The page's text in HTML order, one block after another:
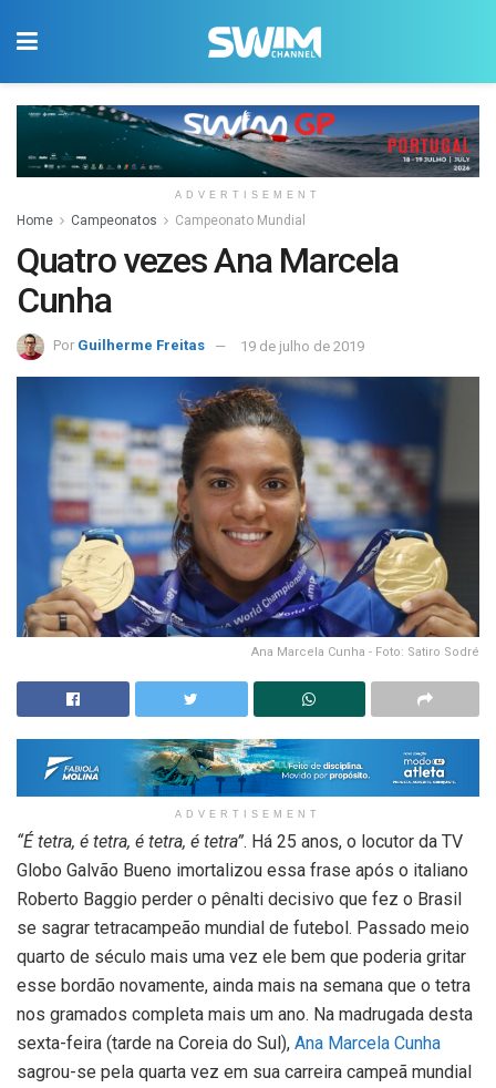
ADVERTISEMENT
Home Campeonatos Campeonato Mundial
Quatro vezes Ana Marcela
Cunha
Por Guilherme Freitas 19 de julho de 2019
Ana Marcela Cunha - Foto: Satiro Sodré
ADVERTISEMENT
“É tetra, é tetra, é tetra, é tetra”. Há 25 anos, o locutor da TV
Globo Galvão Bueno imortalizou essa frase após o italiano
Roberto Baggio perder o pênalti decisivo que fez o Brasil
se sagrar tetracampeão mundial de futebol. Passado meio
quarto de século mais uma vez ele bem que poderia gritar
esse bordão novamente, ainda mais na semana que o tetra
nos gramados completa mais um ano. Na madrugada desta
sexta-feira (tarde na Coreia do Sul), Ana Marcela Cunha
sagrou-se pela quarta vez em sua carreira campeã mundial